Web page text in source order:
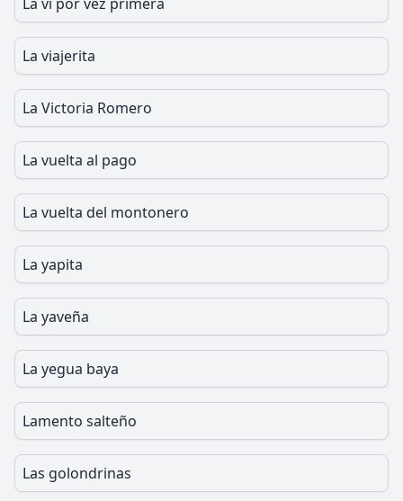
La viajerita
La Victoria Romero
La vuelta al pago
La vuelta del montonero
La yapita
La yaveña
La yegua baya
Lamento salteño
Las golondrinas